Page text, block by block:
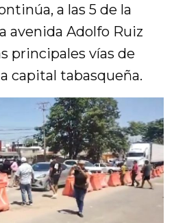
a las 5 de la
avenida Adolfo Ruiz
principales vías de
capital tabasqueña.